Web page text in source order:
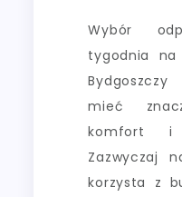
Wybór
tygodnia
mieć
komfort i
Zazwyczaj
korzysta z